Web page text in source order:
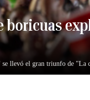
boricuas
llevó el gran triunfo de "La